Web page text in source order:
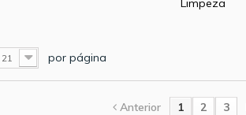
Limpeza
21 por página
Anterior 1 2 3